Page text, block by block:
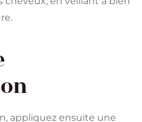
appliquez ensuite une